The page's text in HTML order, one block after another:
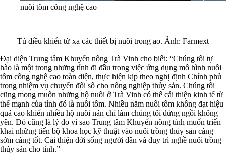
nuôi tôm công nghệ cao
Tủ điều khiển từ xa các thiết bị nuôi trong ao. Ảnh: Farmext
Đại diện Trung tâm Khuyến nông Trà Vinh cho biết: “Chúng tôi tự
hào là một trong những tỉnh đi đầu trong việc ứng dụng mô hình nuôi
tôm công nghệ cao toàn diện, thực hiện kịp theo nghị định Chính phủ
trong nhiệm vụ chuyển đổi số cho nông nghiệp thủy sản. Chúng tôi
cũng mong muốn những hộ nuôi ở Trà Vinh có thể cải thiện kinh tế từ
thế mạnh của tỉnh đó là nuôi tôm. Nhiều năm nuôi tôm không đạt hiệu
quả cao khiến nhiều hộ nuôi nản chí làm chúng tôi đứng ngồi không
yên. Đó cũng là lý do vì sao Trung tâm Khuyến nông tỉnh muốn triển
khai những tiến bộ khoa học kỹ thuật vào nuôi trồng thủy sản càng
sớm càng tốt. Cải thiện đời sống người dân và duy trì nghề nuôi trồng
thủy sản cho tỉnh.”